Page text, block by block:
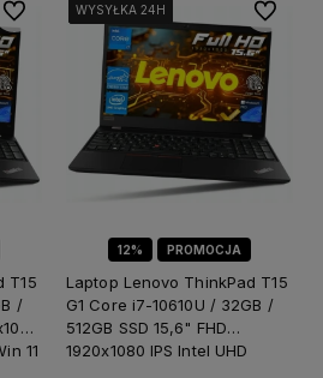
T15
/
11
Do ulubionych
12% PROMOCJA
WYSYŁKA 24H
WYSYŁKA 24H
WYSYŁKA 24H
WYSYŁKA 24H
WYSYŁKA 24H
Laptop Lenovo ThinkPad T15
G1 Core i7-10610U / 32GB /
512GB SSD 15,6" FHD
1920x1080 IPS Intel UHD
Do